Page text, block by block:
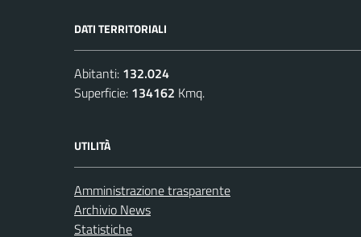
DATI TERRITORIALI
Abitanti: 132.024
Superficie: 134162 Kmq.
UTILITÀ
Amministrazione trasparente
Archivio News
Statistiche